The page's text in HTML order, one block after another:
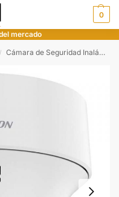
0
mercado
/ Cámara de Seguridad Inalámbrica Hikvision Tipo Torreta fija Wi-Fi para interiores de 2 MP